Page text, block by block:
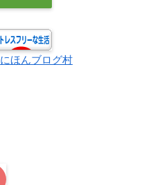
にほんブログ村